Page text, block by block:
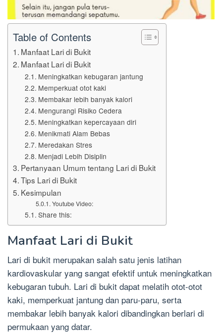
Table of Contents
Manfaat Lari di Bukit
Manfaat Lari di Bukit
Meningkatkan kebugaran jantung
Memperkuat otot kaki
Membakar lebih banyak kalori
Mengurangi Risiko Cedera
Meningkatkan kepercayaan diri
Menikmati Alam Bebas
Meredakan Stres
Menjadi Lebih Disiplin
Pertanyaan Umum tentang Lari di Bukit
Tips Lari di Bukit
Kesimpulan
Youtube Video:
Share this:
Manfaat Lari di Bukit
Lari di bukit merupakan salah satu jenis latihan
kardiovaskular yang sangat efektif untuk meningkatkan
kebugaran tubuh. Lari di bukit dapat melatih otot-otot
kaki, memperkuat jantung dan paru-paru, serta
membakar lebih banyak kalori dibandingkan berlari di
permukaan yang datar.